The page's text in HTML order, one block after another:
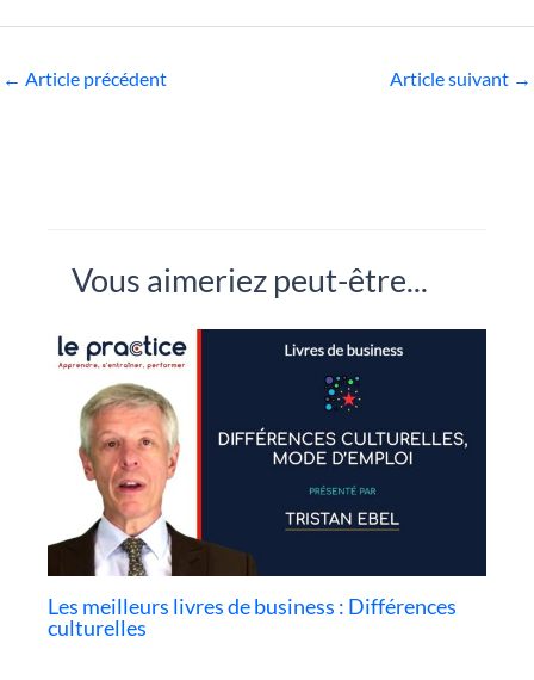
← Article précédent Article suivant →
Vous aimeriez peut-être...
Les meilleurs livres de business : Différences
culturelles